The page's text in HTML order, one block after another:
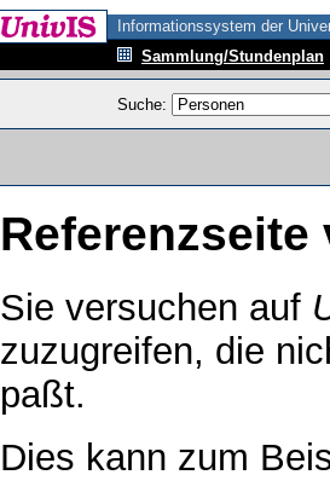
Informationssystem der
Sammlung/Stundenplan
Suche:
Referenzseite
Sie versuchen auf
zuzugreifen, die
paßt.
Dies kann zum